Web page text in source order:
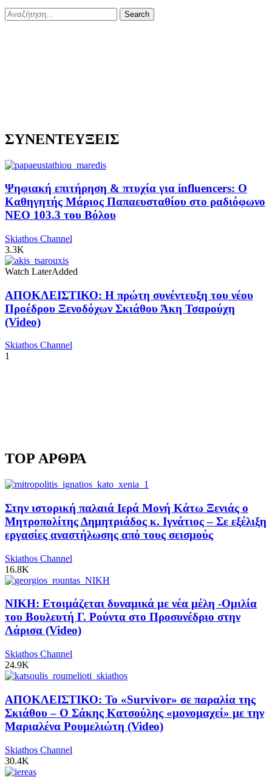
ΣΥΝΕΝΤΕΥΞΕΙΣ
Ψηφιακή επιτήρηση & πτυχία για influencers: Ο
Καθηγητής Μάριος Παπαευσταθίου στο ραδιόφωνο
NEO 103.3 του Βόλου
Skiathos Channel
3.3K
Watch LaterAdded
ΑΠΟΚΛΕΙΣΤΙΚΟ: Η πρώτη συνέντευξη του νέου
Προέδρου Ξενοδόχων Σκιάθου Άκη Τσαρούχη
(Video)
Skiathos Channel
1
TOP ΑΡΘΡΑ
Στην ιστορική παλαιά Ιερά Μονή Κάτω Ξενιάς ο
Μητροπολίτης Δημητριάδος κ. Ιγνάτιος – Σε εξέλιξη
εργασίες αναστήλωσης από τους σεισμούς
Skiathos Channel
16.8K
ΝΙΚΗ: Ετοιμάζεται δυναμικά με νέα μέλη -Ομιλία
του Βουλευτή Γ. Ρούντα στο Προσυνέδριο στην
Λάρισα (Video)
Skiathos Channel
24.9K
ΑΠΟΚΛΕΙΣΤΙΚΟ: Το «Survivor» σε παραλία της
Σκιάθου – Ο Σάκης Κατσούλης «μονομαχεί» με την
Μαριαλένα Ρουμελιώτη (Video)
Skiathos Channel
30.4K